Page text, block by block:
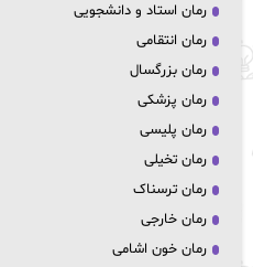
رمان استاد و دانشجویی
رمان انتقامی
رمان بزرگسال
رمان پزشکی
رمان پلیسی
رمان تخیلی
رمان ترسناک
رمان خارجی
رمان خون اشامی